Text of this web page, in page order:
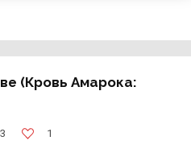
(Кровь Амарока:
1